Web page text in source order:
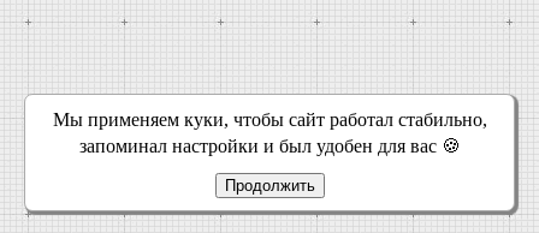
Мы применяем куки, чтобы сайт работал стабильно,
запоминал настройки и был удобен для вас 🍪
Продолжить